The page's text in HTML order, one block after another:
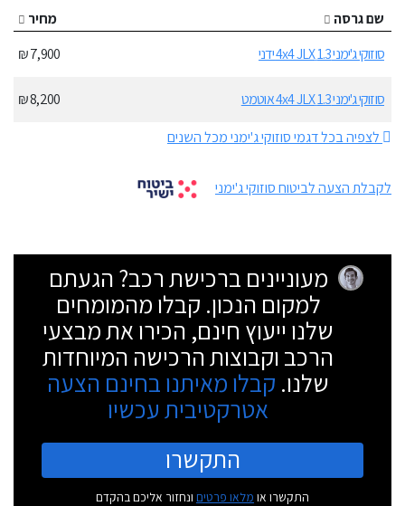
שם גרסה
מחיר
סוזוקי ג'ימני 1.3 4x4 JLX ידני
7,900 ₪
סוזוקי ג'ימני 1.3 4x4 JLX אוטמט
8,200 ₪
לצפיה בכל דגמי סוזוקי ג'ימני מכל השנים
לקבלת הצעה לביטוח סוזוקי ג'ימני
מעוניינים ברכישת רכב? הגעתם
למקום הנכון. קבלו מהמומחים
שלנו ייעוץ חינם, הכירו את מבצעי
הרכב וקבוצות הרכישה המיוחדות
שלנו. קבלו מאיתנו בחינם הצעה
אטרקטיבית עכשיו
התקשרו
התקשרו או מלאו פרטים ונחזור אליכם בהקדם